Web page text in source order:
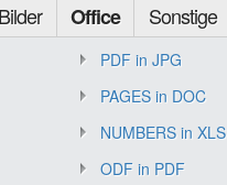
Bilder Office Sonstige
PDF in JPG
PAGES in DOC
NUMBERS in XLS
ODF in PDF